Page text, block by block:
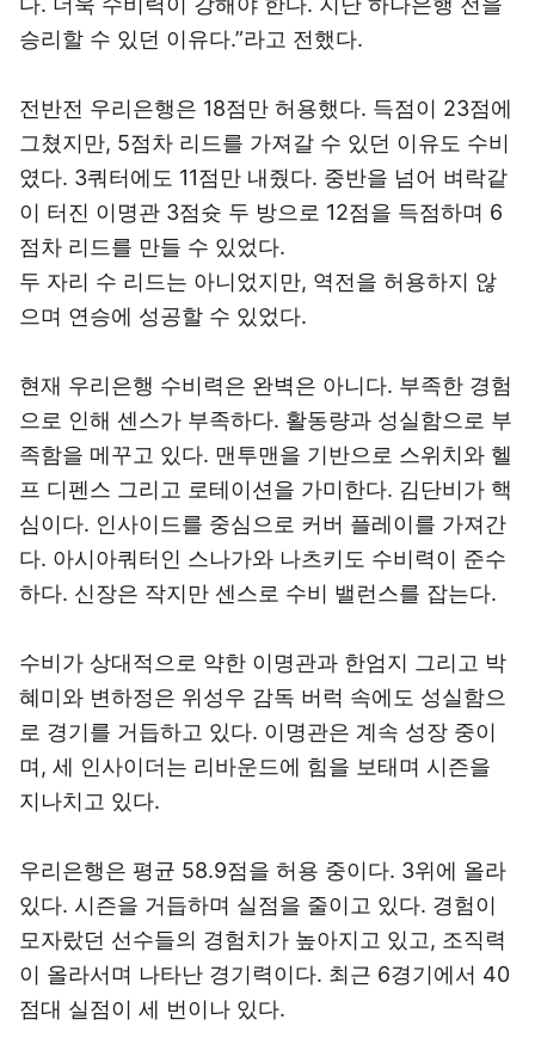
승리할 수 있던 이유다.”라고 전했다.
전반전 우리은행은 18점만 허용했다. 득점이 23점에
그쳤지만, 5점차 리드를 가져갈 수 있던 이유도 수비
였다. 3쿼터에도 11점만 내줬다. 중반을 넘어 벼락같
이 터진 이명관 3점슛 두 방으로 12점을 득점하며 6
점차 리드를 만들 수 있었다.
두 자리 수 리드는 아니었지만, 역전을 허용하지 않
으며 연승에 성공할 수 있었다.
현재 우리은행 수비력은 완벽은 아니다. 부족한 경험
으로 인해 센스가 부족하다. 활동량과 성실함으로 부
족함을 메꾸고 있다. 맨투맨을 기반으로 스위치와 헬
프 디펜스 그리고 로테이션을 가미한다. 김단비가 핵
심이다. 인사이드를 중심으로 커버 플레이를 가져간
다. 아시아쿼터인 스나가와 나츠키도 수비력이 준수
하다. 신장은 작지만 센스로 수비 밸런스를 잡는다.
수비가 상대적으로 약한 이명관과 한엄지 그리고 박
혜미와 변하정은 위성우 감독 버럭 속에도 성실함으
로 경기를 거듭하고 있다. 이명관은 계속 성장 중이
며, 세 인사이더는 리바운드에 힘을 보태며 시즌을
지나치고 있다.
우리은행은 평균 58.9점을 허용 중이다. 3위에 올라
있다. 시즌을 거듭하며 실점을 줄이고 있다. 경험이
모자랐던 선수들의 경험치가 높아지고 있고, 조직력
이 올라서며 나타난 경기력이다. 최근 6경기에서 40
점대 실점이 세 번이나 있다.